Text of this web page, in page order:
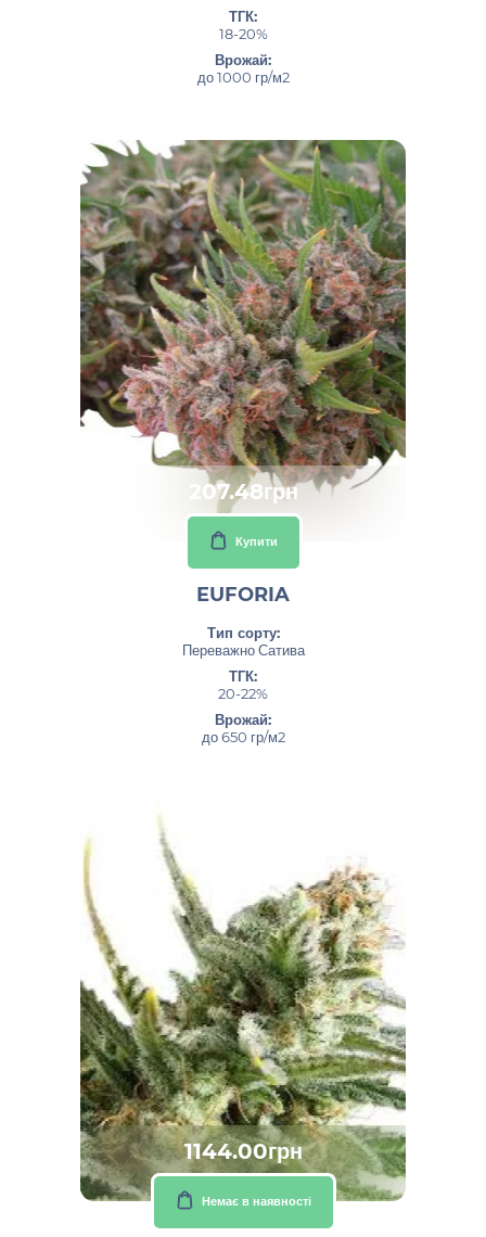
ТГК:
18-20%
Врожай:
до 1000 гр/м2
207.48грн
Купити
EUFORIA
Тип сорту:
Переважно Сатива
ТГК:
20-22%
Врожай:
до 650 гр/м2
1144.00грн
Немає в наявності